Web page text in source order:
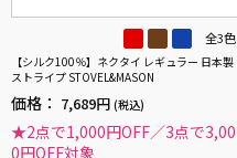
全3色
【シルク100％】ネクタイ レギュラー 日本製
ストライプ STOVEL&MASON
価格： 7,689円 (税込)
★2点で1,000円OFF／3点で3,00
0円OFF対象